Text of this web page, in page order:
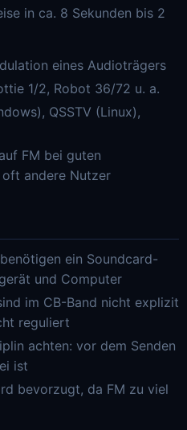
in ca. 8 Sekunden bis 2
eines Audioträgers
1/2, Robot 36/72 u. a.
QSSTV (Linux),
FM bei guten
andere Nutzer
ein Soundcard-
und Computer
im CB-Band nicht explizit
reguliert
achten: vor dem Senden
ist
bevorzugt, da FM zu viel